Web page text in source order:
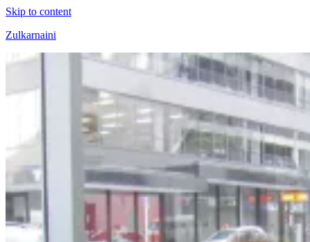
Skip to content
Zulkarnaini